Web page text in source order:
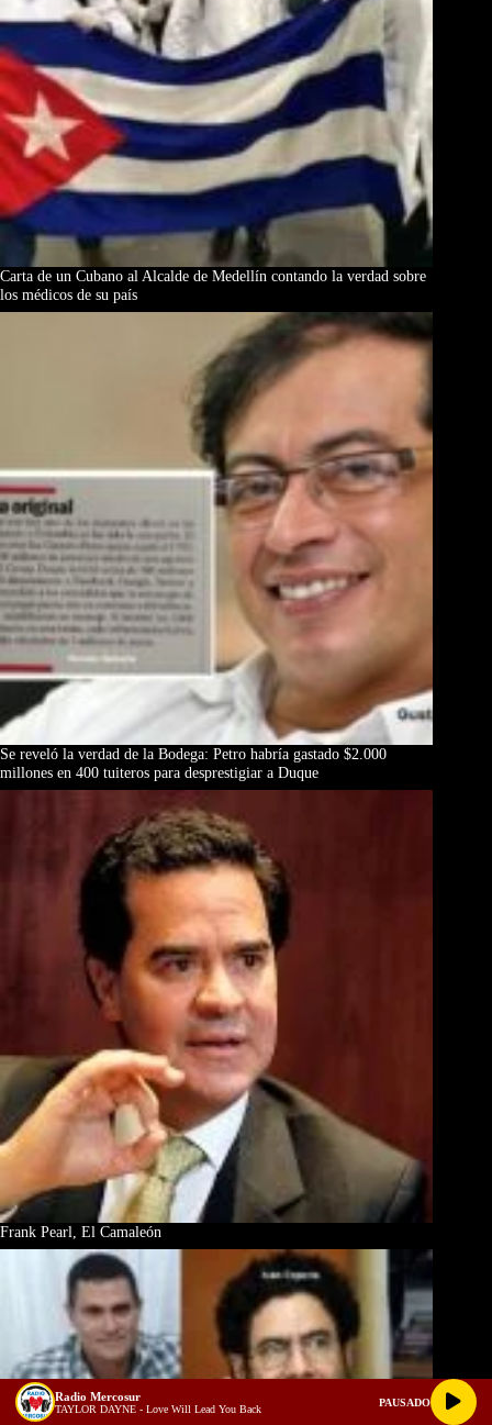
Carta de un Cubano al Alcalde de Medellín contando la verdad sobre
los médicos de su país
Se reveló la verdad de la Bodega: Petro habría gastado $2.000
millones en 400 tuiteros para desprestigiar a Duque
Frank Pearl, El Camaleón
Radio Mercosur
TAYLOR DAYNE - Love Will Lead You Back
PAUSADO